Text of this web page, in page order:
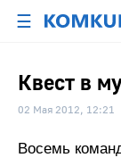
☰
Квест в
02 Мая 2012, 12:21
Восемь